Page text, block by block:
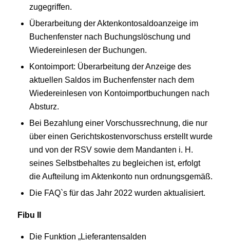
zugegriffen.
Überarbeitung der Aktenkontosaldoanzeige im
Buchenfenster nach Buchungslöschung und
Wiedereinlesen der Buchungen.
Kontoimport: Überarbeitung der Anzeige des
aktuellen Saldos im Buchenfenster nach dem
Wiedereinlesen von Kontoimportbuchungen nach
Absturz.
Bei Bezahlung einer Vorschussrechnung, die nur
über einen Gerichtskostenvorschuss erstellt wurde
und von der RSV sowie dem Mandanten i. H.
seines Selbstbehaltes zu begleichen ist, erfolgt
die Aufteilung im Aktenkonto nun ordnungsgemäß.
Die FAQ`s für das Jahr 2022 wurden aktualisiert.
Fibu II
Die Funktion „Lieferantensalden